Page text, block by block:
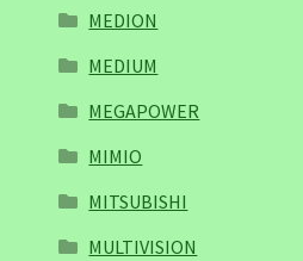
MEDION
MEDIUM
MEGAPOWER
MIMIO
MITSUBISHI
MULTIVISION